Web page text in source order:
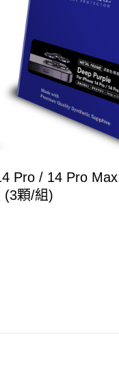
Pro / 14 Pro
(3顆/組)